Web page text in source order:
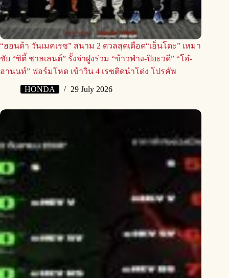
“ฮอนด้า วันเมคเรซ” สนาม 2 ดวลสุดเดือด“เอ็นโดะ” เหมา
ชัย “ซิตี้ ชาลเลนต์” รั้งจ่าฝูงร่วม “ข้าวฟ่าง-ปิยะวดี” “โอ๋-
อานนท์” ฟอร์มโหด เข้าวิน 4 เรซติดนำโด่ง โปรคัพ
HONDA 29 July 2026